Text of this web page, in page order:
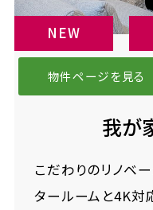
NEW
物件ページを見る
我が
こだわりのリノベ
タールームと4K対